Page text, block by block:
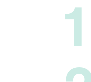
1